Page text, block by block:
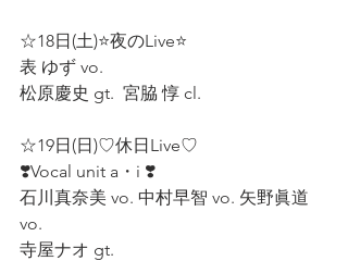
☆18日(土)⭐夜のLive⭐
表 ゆず vo.
松原慶史 gt.  宮脇 惇 cl.
☆19日(日)♡休日Live♡
❣️Vocal unit a・i ❣️
石川真奈美 vo. 中村早智 vo. 矢野眞道
vo.
寺屋ナオ gt.